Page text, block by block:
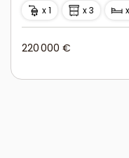
x 1 x 3
220 000 €